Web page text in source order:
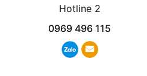
Hotline 2
0969 496 115